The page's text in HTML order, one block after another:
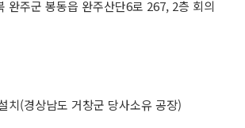
완주군 봉동읍 완주산단6로 267, 2층 회의
치(경상남도 거창군 당사소유 공장)